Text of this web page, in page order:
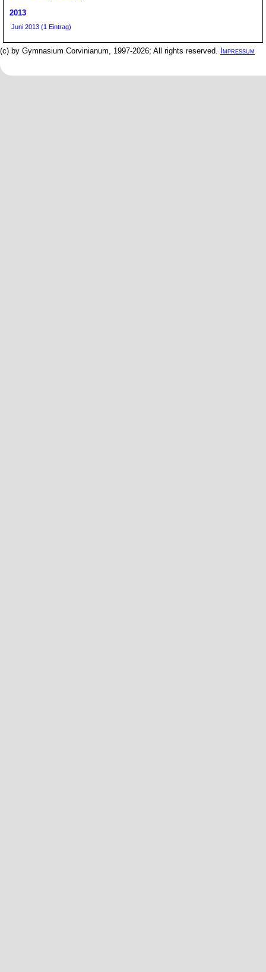
2013
Juni 2013 (1 Eintrag)
(c) by Gymnasium Corvinianum, 1997-2026; All rights reserved. Impressum